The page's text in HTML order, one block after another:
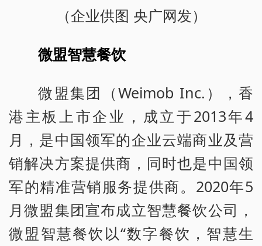
（企业供图 央广网发）
微盟智慧餐饮
微盟集团（Weimob Inc.），香
港主板上市企业，成立于2013年4
月，是中国领军的企业云端商业及营
销解决方案提供商，同时也是中国领
军的精准营销服务提供商。2020年5
月微盟集团宣布成立智慧餐饮公司，
微盟智慧餐饮以“数字餐饮，智慧生